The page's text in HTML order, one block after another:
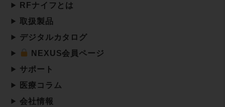
RFナイフとは
取扱製品
デジタルカタログ
NEXUS会員ページ
サポート
医療コラム
会社情報